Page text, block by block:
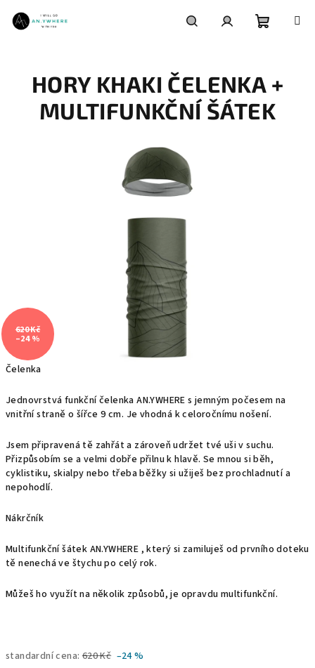
obsah
košík
Čelenka
Jednovrstvá funkční čelenka AN.YWHERE s jemným počesem na
vnitřní straně o šířce 9 cm. Je vhodná k celoročnímu nošení.
Jsem připravená tě zahřát a zároveň udržet tvé uši v suchu.
Přizpůsobím se a velmi dobře přilnu k hlavě. Se mnou si běh,
cyklistiku, skialpy nebo třeba běžky si užiješ bez prochladnutí a
nepohodlí.
Nákrčník
Multifunkční šátek AN.YWHERE , který si zamiluješ od prvního doteku
tě nenechá ve štychu po celý rok.
Můžeš ho využít na několik způsobů, je opravdu multifunkční.
standardní cena: 620 Kč –24 %
HORY KHAKI ČELENKA +
MULTIFUNKČNÍ ŠÁTEK
620 Kč
–24 %